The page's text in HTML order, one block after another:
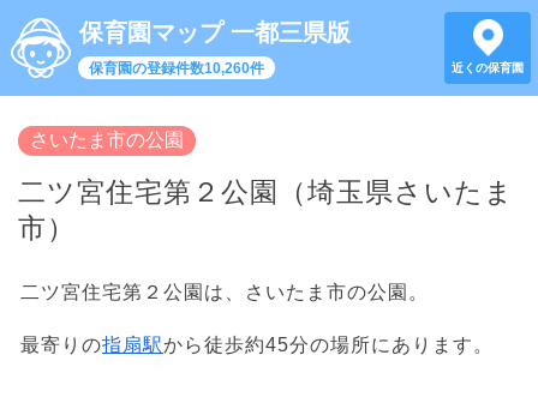
保育園マップ 一都三県版
保育園の登録件数10,260件 近くの保育園
さいたま市の公園
二ツ宮住宅第２公園（埼玉県さいたま
市）
二ツ宮住宅第２公園は、さいたま市の公園。
最寄りの指扇駅から徒歩約45分の場所にあります。